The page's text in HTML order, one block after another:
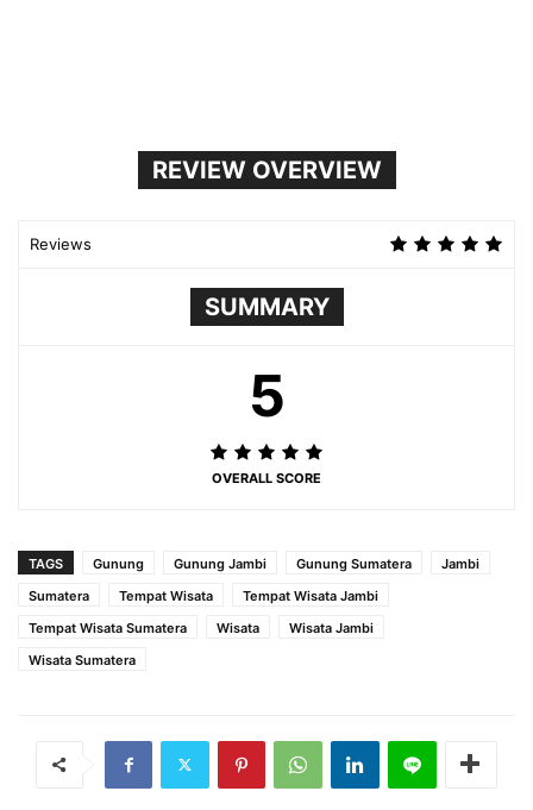
REVIEW OVERVIEW
Reviews
SUMMARY
5
OVERALL SCORE
TAGS Gunung Gunung Jambi Gunung Sumatera
Jambi
Sumatera
Tempat Wisata
Tempat Wisata Jambi
Tempat Wisata Sumatera
Wisata
Wisata Jambi
Wisata Sumatera